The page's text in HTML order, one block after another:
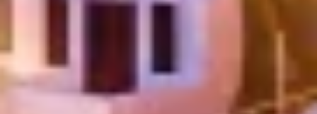
Profielen gebruiken voor de selectie van
Profielen gebruiken ter selectie van
gepersonaliseerde content